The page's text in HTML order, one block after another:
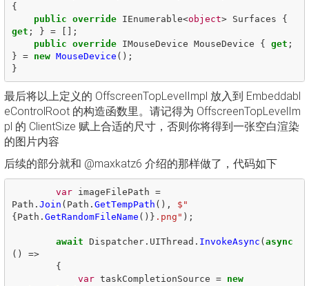
{
public override IEnumerable<object> Surfaces
{
get ; } =
[];
public override IMouseDevice MouseDevice { get ;
} = new MouseDevice ();
}
最后将以上定义的 OffscreenTopLevelImpl 放入到 Embeddabl
eControlRoot 的构造函数里。请记得为 OffscreenTopLevelIm
pl 的 ClientSize 赋上合适的尺寸，否则你将得到一张空白渲染
的图片内容
后续的部分就和 @maxkatz6 介绍的那样做了，代码如下
var imageFilePath =
Path . Join ( Path . GetTempPath (),
$"
{Path . GetRandomFileName ()} .png" );
await Dispatcher. UIThread . InvokeAsync (async
()
=>
{
var taskCompletionSource =
new